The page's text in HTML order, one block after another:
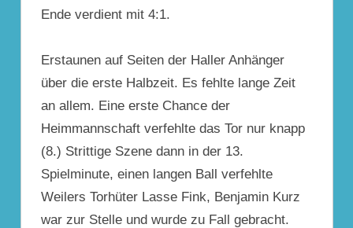
Ende verdient mit 4:1.
Erstaunen auf Seiten der Haller Anhänger
über die erste Halbzeit. Es fehlte lange Zeit
an allem. Eine erste Chance der
Heimmannschaft verfehlte das Tor nur knapp
(8.) Strittige Szene dann in der 13.
Spielminute, einen langen Ball verfehlte
Weilers Torhüter Lasse Fink, Benjamin Kurz
war zur Stelle und wurde zu Fall gebracht.